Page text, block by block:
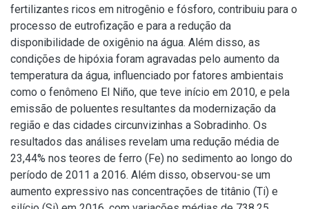
fertilizantes ricos em nitrogênio e fósforo, contribuiu para o
processo de eutrofização e para a redução da
disponibilidade de oxigênio na água. Além disso, as
condições de hipóxia foram agravadas pelo aumento da
temperatura da água, influenciado por fatores ambientais
como o fenômeno El Niño, que teve início em 2010, e pela
emissão de poluentes resultantes da modernização da
região e das cidades circunvizinhas a Sobradinho. Os
resultados das análises revelam uma redução média de
23,44% nos teores de ferro (Fe) no sedimento ao longo do
período de 2011 a 2016. Além disso, observou-se um
aumento expressivo nas concentrações de titânio (Ti) e